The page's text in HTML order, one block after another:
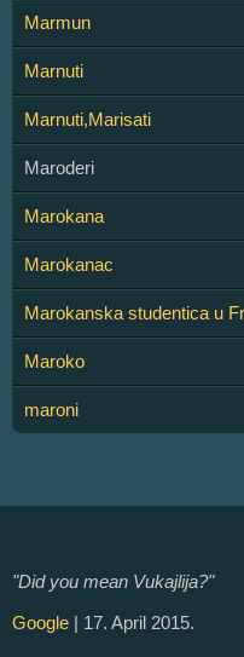
Marmun
Marnuti
Marnuti,Marisati
Maroderi
Marokana
Marokanac
Marokanska studentica u
Maroko
maroni
"Did you mean Vukajlija?"
Google | 17. April 2015.